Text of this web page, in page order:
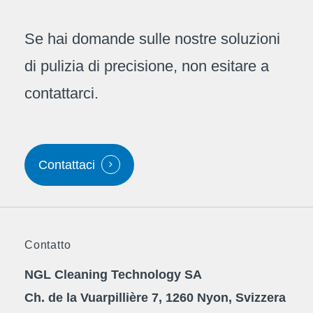
Se hai domande sulle nostre soluzioni
di pulizia di precisione, non esitare a
contattarci.
Contattaci
Contatto
NGL Cleaning Technology SA
Ch. de la Vuarpillière 7, 1260 Nyon, Svizzera